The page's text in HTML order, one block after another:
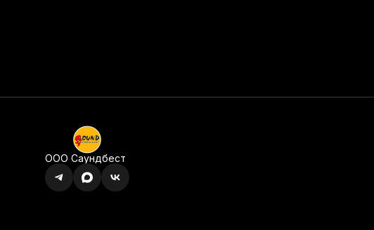
ООО Саундбест